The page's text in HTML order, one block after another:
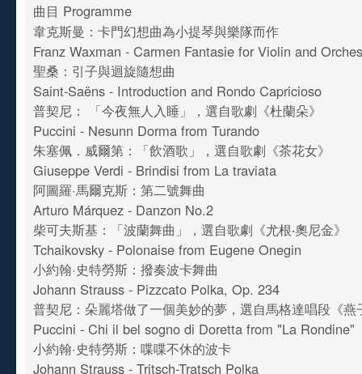
曲目 Programme
韋克斯曼：卡門幻想曲為小提琴與樂隊而作
Franz Waxman - Carmen Fantasie for Violin and
聖桑：引子與迴旋隨想曲
Saint-Saëns - Introduction and Rondo Capricioso
普契尼： 「今夜無人入睡」，選自歌劇《杜蘭朵》
Puccini - Nesunn Dorma from Turando
朱塞佩．威爾第：「飲酒歌」，選自歌劇《茶花女》
Giuseppe Verdi - Brindisi from La traviata
阿圖羅·馬爾克斯：第二號舞曲
Arturo Márquez - Danzon No.2
柴可夫斯基：「波蘭舞曲」，選自歌劇《尤根‧奧尼金》
Tchaikovsky - Polonaise from Eugene Onegin
小約翰·史特勞斯：撥奏波卡舞曲
Johann Strauss - Pizzcato Polka, Op. 234
普契尼：朵麗塔做了一個美妙的夢，選自馬格達唱段《
Puccini - Chi il bel sogno di Doretta from "La Rondine"
小約翰·史特勞斯：喋喋不休的波卡
Johann Strauss - Tritsch-Tratsch Polka